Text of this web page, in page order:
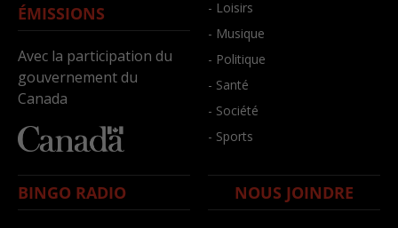
ÉMISSIONS
Avec la participation du
gouvernement du
Canada
- Loisirs
- Musique
- Politique
- Santé
- Société
- Sports
BINGO RADIO NOUS JOINDRE